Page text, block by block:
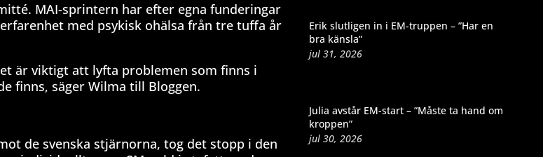
MAI-sprintern har efter egna funderingar
med psykisk ohälsa från tre tuffa år
är viktigt att lyfta problemen som finns i
finns, säger Wilma till Bloggen.
de svenska stjärnorna, tog det stopp i den
Erik slutligen in i EM-truppen – ”Har en
bra känsla”
jul 31, 2026
Julia avstår EM-start – ”Måste ta hand om
kroppen”
jul 30, 2026